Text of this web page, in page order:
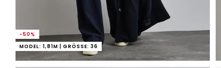
-50%
MODEL: 1,81M | GRÖSSE: 36